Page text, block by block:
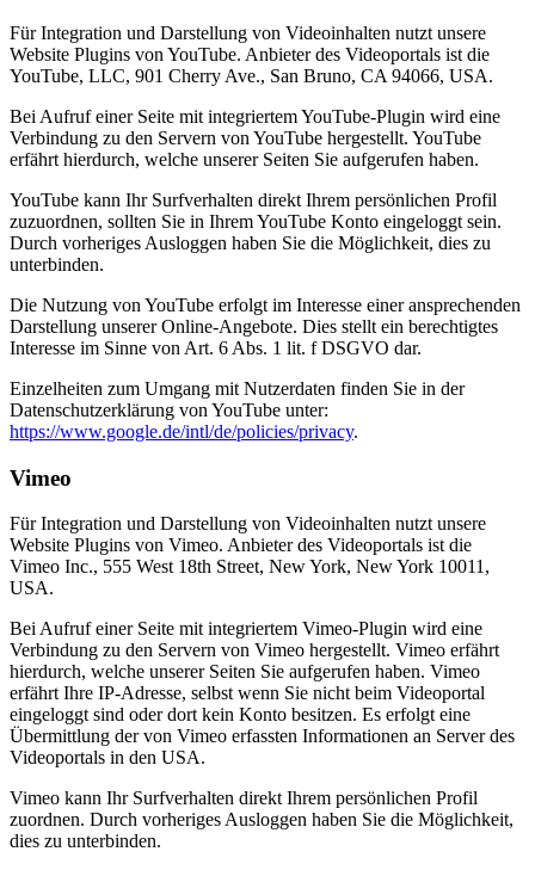
Für Integration und Darstellung von Videoinhalten nutzt unsere
Website Plugins von YouTube. Anbieter des Videoportals ist die
YouTube, LLC, 901 Cherry Ave., San Bruno, CA 94066, USA.
Bei Aufruf einer Seite mit integriertem YouTube-Plugin wird eine
Verbindung zu den Servern von YouTube hergestellt. YouTube
erfährt hierdurch, welche unserer Seiten Sie aufgerufen haben.
YouTube kann Ihr Surfverhalten direkt Ihrem persönlichen Profil
zuzuordnen, sollten Sie in Ihrem YouTube Konto eingeloggt sein.
Durch vorheriges Ausloggen haben Sie die Möglichkeit, dies zu
unterbinden.
Die Nutzung von YouTube erfolgt im Interesse einer ansprechenden
Darstellung unserer Online-Angebote. Dies stellt ein berechtigtes
Interesse im Sinne von Art. 6 Abs. 1 lit. f DSGVO dar.
Einzelheiten zum Umgang mit Nutzerdaten finden Sie in der
Datenschutzerklärung von YouTube unter:
https://www.google.de/intl/de/policies/privacy.
Vimeo
Für Integration und Darstellung von Videoinhalten nutzt unsere
Website Plugins von Vimeo. Anbieter des Videoportals ist die
Vimeo Inc., 555 West 18th Street, New York, New York 10011,
USA.
Bei Aufruf einer Seite mit integriertem Vimeo-Plugin wird eine
Verbindung zu den Servern von Vimeo hergestellt. Vimeo erfährt
hierdurch, welche unserer Seiten Sie aufgerufen haben. Vimeo
erfährt Ihre IP-Adresse, selbst wenn Sie nicht beim Videoportal
eingeloggt sind oder dort kein Konto besitzen. Es erfolgt eine
Übermittlung der von Vimeo erfassten Informationen an Server des
Videoportals in den USA.
Vimeo kann Ihr Surfverhalten direkt Ihrem persönlichen Profil
zuordnen. Durch vorheriges Ausloggen haben Sie die Möglichkeit,
dies zu unterbinden.